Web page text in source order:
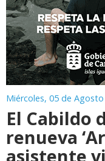
Miércoles, 05 de
El Cabildo
renueva
asistente